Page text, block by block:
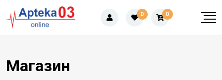
to
content
0 0
Магазин